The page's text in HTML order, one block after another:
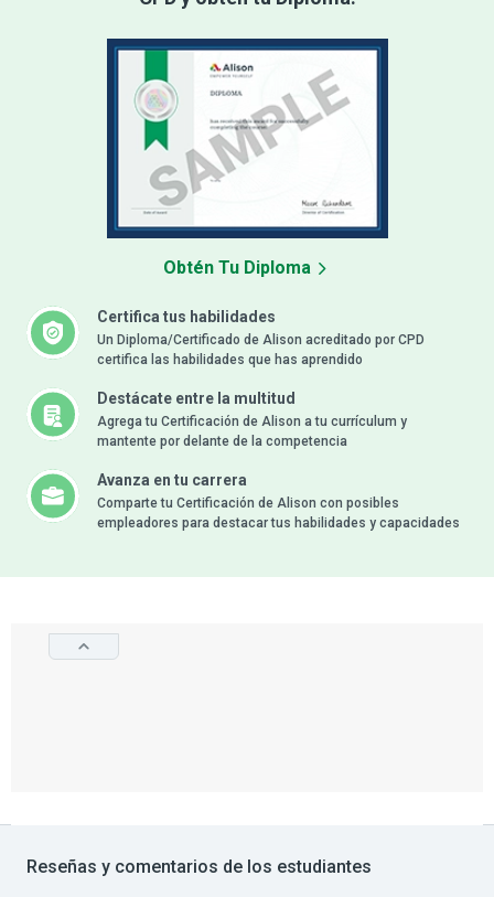
Certifica tus habilidades
Un Diploma/Certificado de Alison acreditado por CPD
certifica las habilidades que has aprendido
Destácate entre la multitud
Agrega tu Certificación de Alison a tu currículum y
mantente por delante de la competencia
Avanza en tu carrera
Comparte tu Certificación de Alison con posibles
empleadores para destacar tus habilidades y capacidades
Obtén Tu Diploma
Reseñas y comentarios de los estudiantes